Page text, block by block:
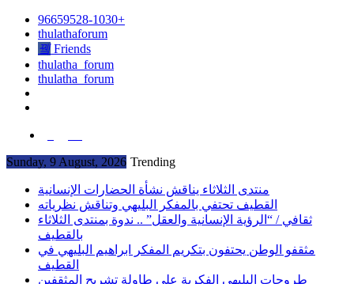
96659528-1030+
thulathaforum
Friends
thulatha_forum
thulatha_forum
Sunday, 9 August, 2026 Trending
منتدى الثلاثاء يناقش نشأة الحضارات الإنسانية
القطيف تحتفي بالمفكر البليهي وتناقش نظرياته
ثقافي / “الرؤية الإنسانية والعقل” .. ندوة بمنتدى الثلاثاء
بالقطيف
مثقفو الوطن يحتفون بتكريم المفكر ابراهيم البليهي في
القطيف
طروحات البليهي الفكرية على طاولة تشريح المثقفين